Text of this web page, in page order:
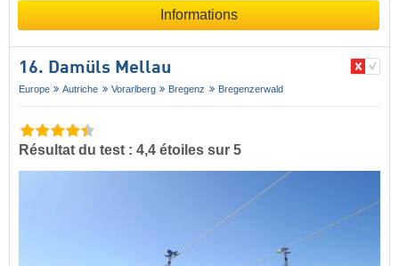
Informations
16. Damüls Mellau
Europe Autriche Vorarlberg Bregenz Bregenzerwald
Résultat du test : 4,4 étoiles sur 5